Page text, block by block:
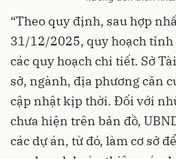
“Theo quy định, sau hợp
31/12/2025, quy hoạch tỉnh
các quy hoạch chi tiết. Sở
sở, ngành, địa phương căn
cập nhật kịp thời. Đối với
chưa hiện trên bản đồ,
các dự án, từ đó, làm cơ sở